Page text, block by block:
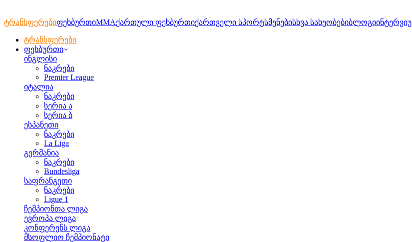
ტრანსფერებიფეხბურთიMMAქართული ფეხბურთიქართველი სპორტსმენებისხვა სახეობებიბლოგიინტერვიუ
ტრანსფერები
ფეხბურთი
ინგლისი
ნაკრები
Premier League
იტალია
ნაკრები
სერია ა
სერია ბ
ესპანეთი
ნაკრები
La Liga
გერმანია
ნაკრები
Bundesliga
საფრანგეთი
ნაკრები
Ligue 1
ჩემპიონთა ლიგა
ევროპა ლიგა
კონფერენს ლიგა
მსოფლიო ჩემპიონატი